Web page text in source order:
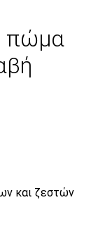
πώμα
και ζεστών